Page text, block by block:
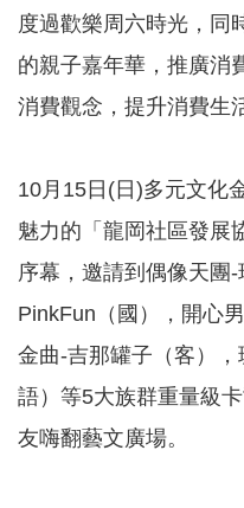
關
通
訊
相
資
料
回
首
頁
網
站
度過歡樂周六時光，同
的親子嘉年華，推廣消
消費觀念，提升消費生
10月15日(日)多元文化
魅力的「龍岡社區發展
序幕，邀請到偶像天團
PinkFun（國），開心
金曲-吉那罐子（客）
語）等5大族群重量級
友嗨翻藝文廣場。